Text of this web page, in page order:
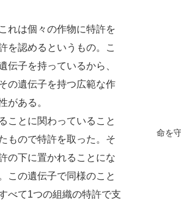
れは個々の作物に特許を
を認めるというもの。こ
伝子を持っているから、
の遺伝子を持つ広範な作
がある。
ことに関わっていること
もので特許を取った。そ
の下に置かれることにな
この遺伝子で同様のこと
べて1つの組織の特許で支
命を